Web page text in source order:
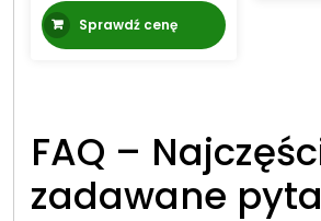
Sprawdź cenę
FAQ –
zadawane